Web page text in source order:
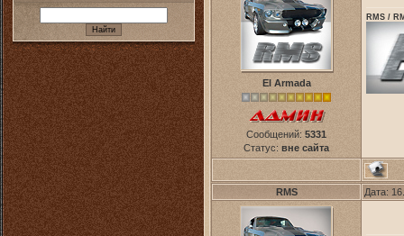
El Armada
Сообщений: 5331
Статус: вне сайта
RMS /
RMS Дата: